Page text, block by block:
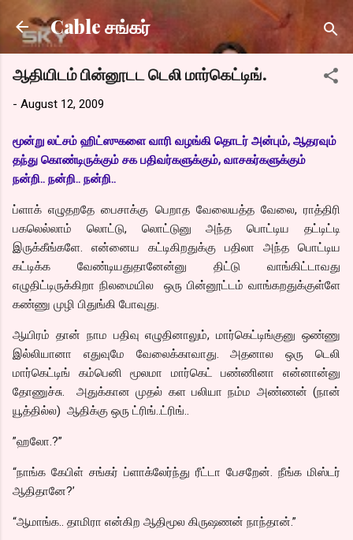
Skip to main content
Cable சங்கர்
ஆதியிடம் பின்னூடட டெலி மார்கெட்டிங்.
- August 12, 2009
மூன்று லட்சம் ஹிட்ஸுகளை வாரி வழங்கி தொடர் அன்பும், ஆதரவும்
தந்து கொண்டிருக்கும் சக பதிவர்களுக்கும், வாசகர்களுக்கும்
நன்றி.. நன்றி.. நன்றி..
ப்ளாக் எழுதறதே பைசாக்கு பெறாத வேலையத்த வேலை, ராத்திரி
பகலெல்லாம் லொட்டு, லொட்டுனு அந்த பொட்டிய தட்டிட்டி
இருக்கீங்களே. என்னைய கட்டிகிறதுக்கு பதிலா அந்த பொட்டிய
கட்டிக்க வேண்டியதுதானேன்னு திட்டு வாங்கிட்டாவது
எழுதிட்டிருக்கிறா நிலமையில ஒரு பின்னூட்டம் வாங்கறதுக்குள்ளே
கண்ணு முழி பிதுங்கி போவுது.
ஆயிரம் தான் நாம பதிவு எழுதினாலும், மார்கெட்டிங்குனு ஒண்ணு
இல்லியானா எதுவுமே வேலைக்காவாது. அதனால ஒரு டெலி
மார்கெட்டிங் கம்பெனி மூலமா மார்கெட் பண்ணினா என்னான்னு
தோணுச்சு. அதுக்கான முதல் கள பலியா நம்ம அண்ணன் (நான்
யூத்தில்ல) ஆதிக்கு ஒரு ட்ரிங்..ட்ரிங்..
”ஹலோ.?”
“நாங்க கேபிள் சங்கர் ப்ளாக்லேர்ந்து ரீட்டா பேசறேன். நீங்க மிஸ்டர்
ஆதிதானே?’
“ஆமாங்க.. தாமிரா என்கிற ஆதிமூல கிருஷணன் நாந்தான்.”